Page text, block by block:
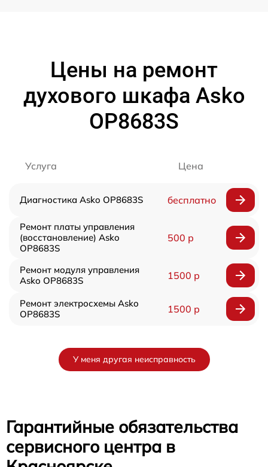
Цены на ремонт
духового шкафа Asko
OP8683S
Услуга Цена
Диагностика Asko OP8683S бесплатно
Ремонт платы управления
(восстановление) Asko
OP8683S
500 р
Ремонт модуля управления
Asko OP8683S
1500 р
Ремонт электросхемы Asko
OP8683S
1500 р
У меня другая неисправность
Гарантийные обязательства
сервисного центра в